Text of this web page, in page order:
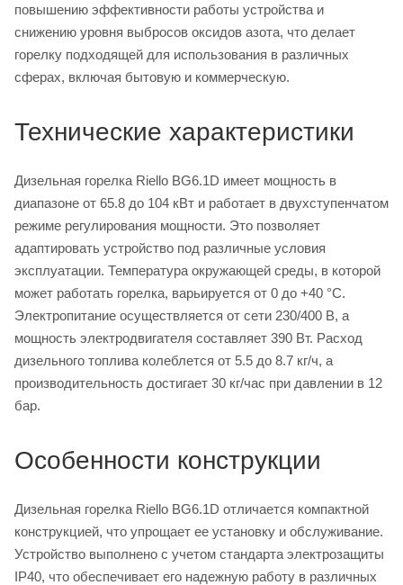
повышению эффективности работы устройства и
снижению уровня выбросов оксидов азота, что делает
горелку подходящей для использования в различных
сферах, включая бытовую и коммерческую.
Технические характеристики
Дизельная горелка Riello BG6.1D имеет мощность в
диапазоне от 65.8 до 104 кВт и работает в двухступенчатом
режиме регулирования мощности. Это позволяет
адаптировать устройство под различные условия
эксплуатации. Температура окружающей среды, в которой
может работать горелка, варьируется от 0 до +40 °С.
Электропитание осуществляется от сети 230/400 В, а
мощность электродвигателя составляет 390 Вт. Расход
дизельного топлива колеблется от 5.5 до 8.7 кг/ч, а
производительность достигает 30 кг/час при давлении в 12
бар.
Особенности конструкции
Дизельная горелка Riello BG6.1D отличается компактной
конструкцией, что упрощает ее установку и обслуживание.
Устройство выполнено с учетом стандарта электрозащиты
IP40, что обеспечивает его надежную работу в различных